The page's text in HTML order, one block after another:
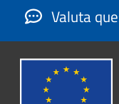
Valuta